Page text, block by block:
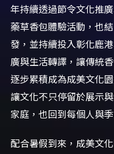
年持續透過節令文化推
藥草香包體驗活動，也
發，並持續投入彰化鹿
廣與生活轉譯，讓傳統
逐步累積成為成美文化
讓文化不只停留於展示
家庭，也回到每個人與
配合暑假到來，成美文